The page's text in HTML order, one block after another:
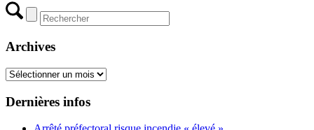
Archives
Archives
Dernières infos